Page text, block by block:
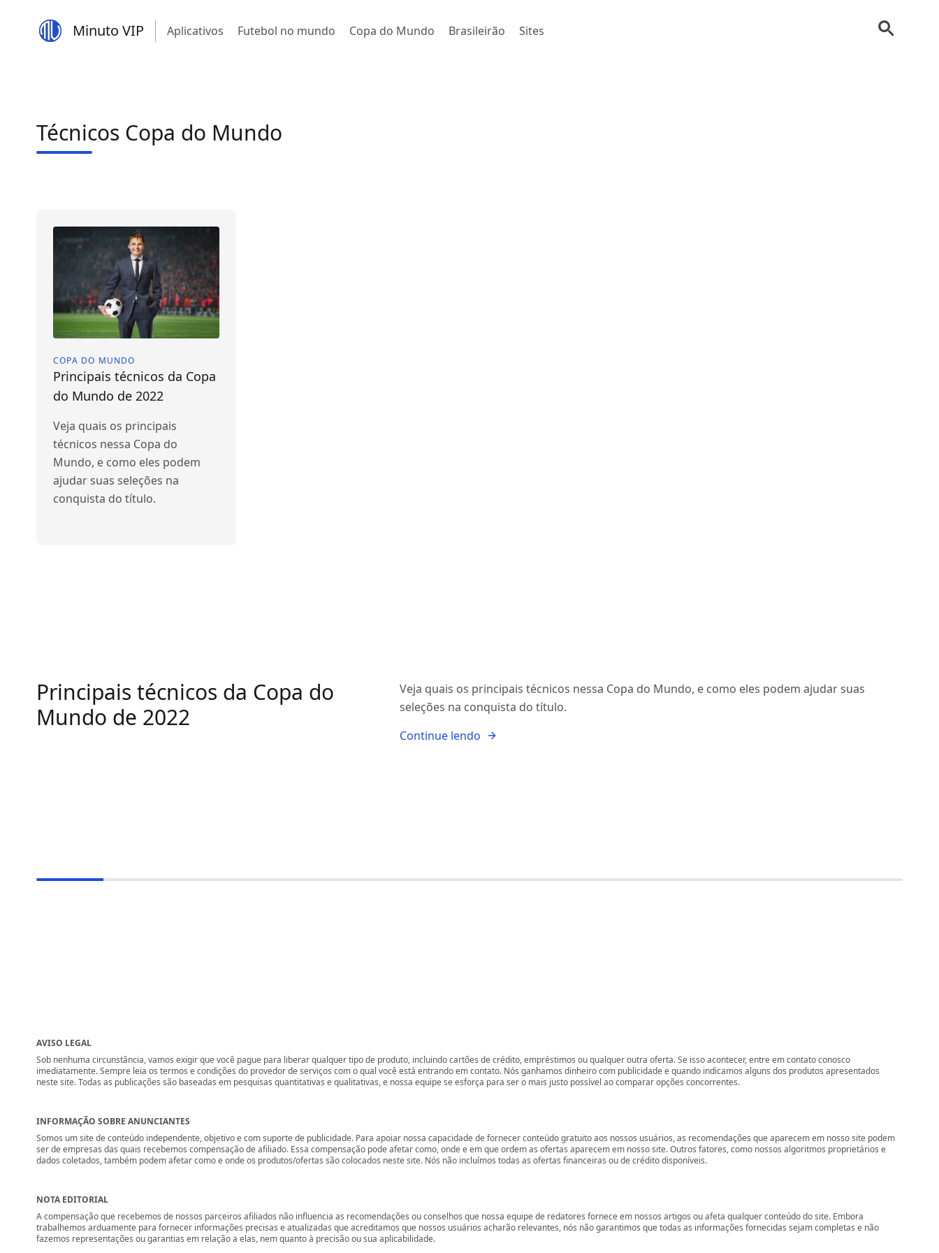
Minuto VIP Aplicativos Futebol no mundo Copa do Mundo Brasileirão Sites
Técnicos Copa do Mundo
COPA DO MUNDO
Principais técnicos da Copa
do Mundo de 2022
Veja quais os principais
técnicos nessa Copa do
Mundo, e como eles podem
ajudar suas seleções na
conquista do título.
Principais técnicos da Copa do
Mundo de 2022
Veja quais os principais técnicos nessa Copa do Mundo, e como eles podem ajudar suas
seleções na conquista do título.
Continue lendo
AVISO LEGAL
Sob nenhuma circunstância, vamos exigir que você pague para liberar qualquer tipo de produto, incluindo cartões de crédito, empréstimos ou qualquer outra oferta. Se isso acontecer, entre em contato conosco
imediatamente. Sempre leia os termos e condições do provedor de serviços com o qual você está entrando em contato. Nós ganhamos dinheiro com publicidade e quando indicamos alguns dos produtos apresentados
neste site. Todas as publicações são baseadas em pesquisas quantitativas e qualitativas, e nossa equipe se esforça para ser o mais justo possível ao comparar opções concorrentes.
INFORMAÇÃO SOBRE ANUNCIANTES
Somos um site de conteúdo independente, objetivo e com suporte de publicidade. Para apoiar nossa capacidade de fornecer conteúdo gratuito aos nossos usuários, as recomendações que aparecem em nosso site podem
ser de empresas das quais recebemos compensação de afiliado. Essa compensação pode afetar como, onde e em que ordem as ofertas aparecem em nosso site. Outros fatores, como nossos algoritmos proprietários e
dados coletados, também podem afetar como e onde os produtos/ofertas são colocados neste site. Nós não incluímos todas as ofertas financeiras ou de crédito disponíveis.
NOTA EDITORIAL
A compensação que recebemos de nossos parceiros afiliados não influencia as recomendações ou conselhos que nossa equipe de redatores fornece em nossos artigos ou afeta qualquer conteúdo do site. Embora
trabalhemos arduamente para fornecer informações precisas e atualizadas que acreditamos que nossos usuários acharão relevantes, nós não garantimos que todas as informações fornecidas sejam completas e não
fazemos representações ou garantias em relação a elas, nem quanto à precisão ou sua aplicabilidade.